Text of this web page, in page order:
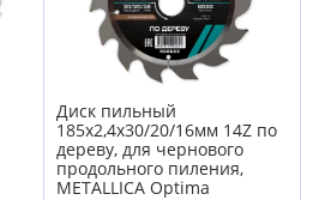
Диск пильный
185х2,4х30/20/16мм 14Z по
дереву, для чернового
продольного пиления,
METALLICA Optima